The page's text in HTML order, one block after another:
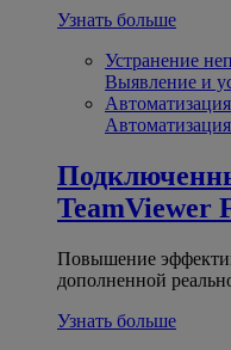
Узнать больше
Устранение
Выявление и
TeamViewer
Повышение
дополненной
Узнать больше